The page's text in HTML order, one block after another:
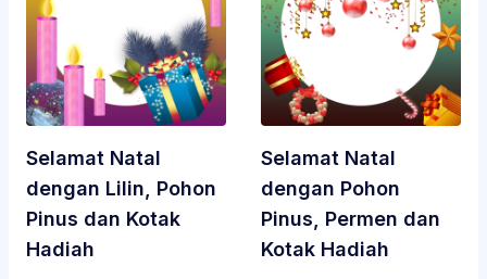
Selamat Natal
dengan Lilin, Pohon
Pinus dan Kotak
Hadiah
Selamat Natal
dengan Pohon
Pinus, Permen dan
Kotak Hadiah